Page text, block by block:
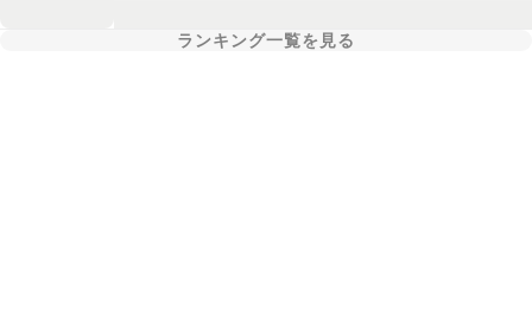
ランキング一覧を見る